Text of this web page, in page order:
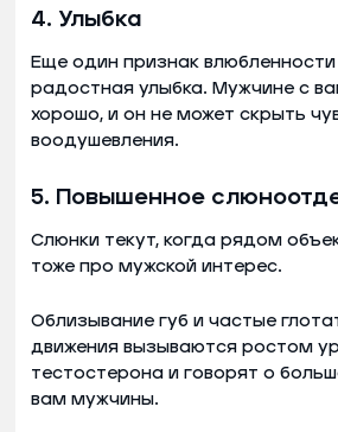
4. Улыбка
Еще один признак
радостная улыбка. Мужчине с
хорошо, и он не может скрыть
воодушевления.
5. Повышенное
Слюнки текут, когда рядом
тоже про мужской интерес.
Облизывание губ и частые
движения вызываются ростом
тестостерона и говорят о
вам мужчины.